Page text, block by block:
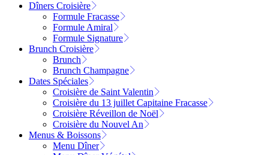
Dîners Croisière
Formule Fracasse
Formule Amiral
Formule Signature
Brunch Croisière
Brunch
Brunch Champagne
Dates Spéciales
Croisière de Saint Valentin
Croisière du 13 juillet Capitaine Fracasse
Croisière Réveillon de Noël
Croisière du Nouvel An
Menus & Boissons
Menu Dîner